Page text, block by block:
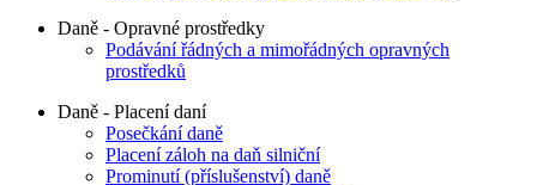
Daně - Opravné prostředky
Podávání řádných a mimořádných opravných
prostředků
Daně - Placení daní
Posečkání daně
Placení záloh na daň silniční
Prominutí (příslušenství) daně